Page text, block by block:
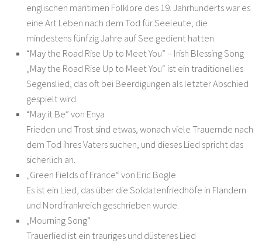
englischen maritimen Folklore des 19. Jahrhunderts war es
eine Art Leben nach dem Tod für Seeleute, die
mindestens fünfzig Jahre auf See gedient hatten.
“May the Road Rise Up to Meet You” – Irish Blessing Song
„May the Road Rise Up to Meet You“ ist ein traditionelles
Segenslied, das oft bei Beerdigungen als letzter Abschied
gespielt wird.
“May it Be” von Enya
Frieden und Trost sind etwas, wonach viele Trauernde nach
dem Tod ihres Vaters suchen, und dieses Lied spricht das
sicherlich an.
„Green Fields of France“ von Eric Bogle
Es ist ein Lied, das über die Soldatenfriedhöfe in Flandern
und Nordfrankreich geschrieben wurde.
„Mourning Song“
Trauerlied ist ein trauriges und düsteres Lied